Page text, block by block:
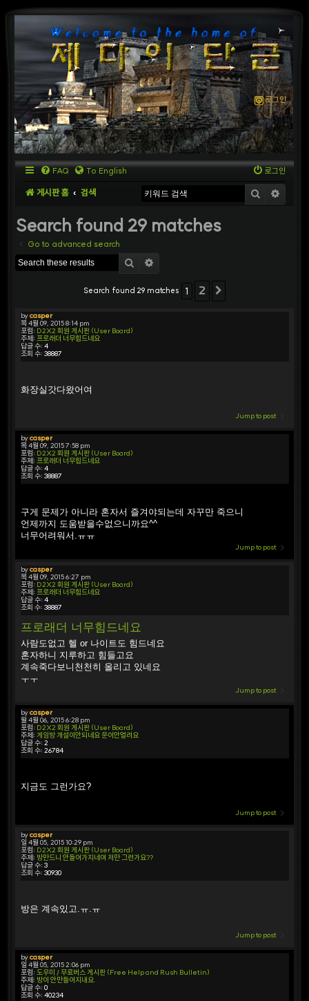
로그인
FAQ To English 로그인
게시판 홈 검색 검색
Search found 29 matches
Go to advanced search
검색
Search found 29 matches 1 2
bycasper
목 4월 09, 2015 8:14 pm
포럼: D2X2 회원 게시판 (User Board)
주제: 프로래더 너무힘드네요
답글 수: 4
조회 수: 38887
화장실갓다왔어여
Jump to post
bycasper
목 4월 09, 2015 7:58 pm
포럼: D2X2 회원 게시판 (User Board)
주제: 프로래더 너무힘드네요
답글 수: 4
조회 수: 38887
구게 문제가 아니라 혼자서 즐겨야되는데 자꾸만 죽으니
언제까지 도움받을수없으니까요^^
너무어려워서.ㅠㅠ
Jump to post
bycasper
목 4월 09, 2015 6:27 pm
포럼: D2X2 회원 게시판 (User Board)
주제: 프로래더 너무힘드네요
답글 수: 4
조회 수: 38887
프로래더 너무힘드네요
사람도없고 헬 or 나이트도 힘드네요
혼자하니 지루하고 힘들고요
계속죽다보니천천히 올리고 있네요
ㅜㅜ
Jump to post
bycasper
월 4월 06, 2015 6:28 pm
포럼: D2X2 회원 게시판 (User Board)
주제: 게임방 개설이안되네요 문이안열려요
답글 수: 2
조회 수: 26784
지금도 그런가요?
Jump to post
bycasper
일 4월 05, 2015 10:29 pm
포럼: D2X2 회원 게시판 (User Board)
주제: 방만드니 안들어가지네여 저만 그런가요??
답글 수: 3
조회 수: 30930
방은 계속있고.ㅠ.ㅠ
Jump to post
bycasper
일 4월 05, 2015 2:06 pm
포럼: 도우미 / 무료버스 게시판 (Free Help and Rush Bulletin)
주제: 방이 안만들어지내요.
답글 수: 0
조회 수: 40234